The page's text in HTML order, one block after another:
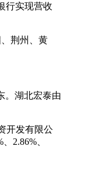
行实现营收
荆州、黄
。湖北宏泰由
开发有限公
2.86%、